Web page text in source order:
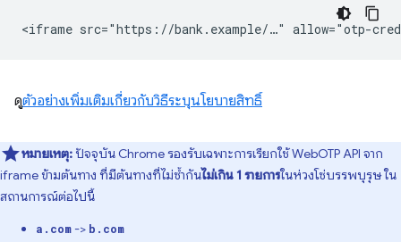
ดูตัวอย่างเพิ่มเติมเกี่ยวกับวิธีระบุนโยบายสิทธิ์
หมายเหตุ: ปัจจุบัน Chrome รองรับเฉพาะการเรียกใช้ WebOTP API จาก
iframe ข้ามต้นทาง ที่มีต้นทางที่ไม่ซ้ำกันไม่เกิน 1 รายการในห่วงโซ่บรรพบุรุษ ใน
สถานการณ์ต่อไปนี้
a.com-> b.com